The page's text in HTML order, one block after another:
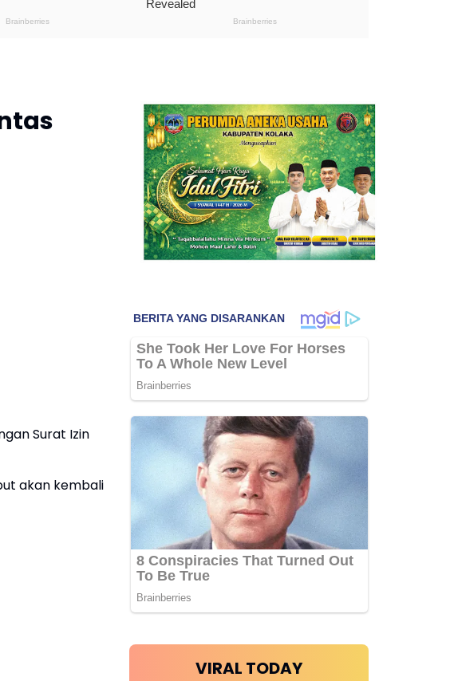
Surat Izin
akan kembali
VIRAL TODAY